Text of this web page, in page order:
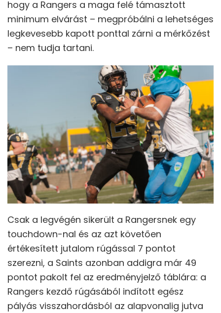
hogy a Rangers a maga felé támasztott
minimum elvárást – megpróbálni a lehetséges
legkevesebb kapott ponttal zárni a mérkőzést
– nem tudja tartani.
Csak a legvégén sikerült a Rangersnek egy
touchdown-nal és az azt követően
értékesített jutalom rúgással 7 pontot
szerezni, a Saints azonban addigra már 49
pontot pakolt fel az eredményjelző táblára: a
Rangers kezdő rúgásából indított egész
pályás visszahordásból az alapvonalig jutva